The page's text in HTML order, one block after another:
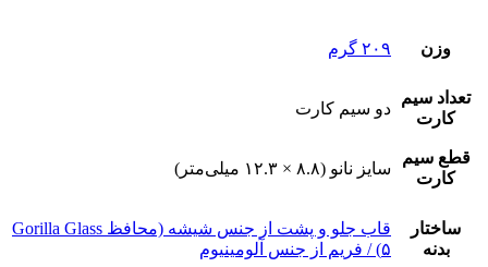
وزن ۲۰۹ گرم
تعداد سيم
کارت
دو سيم کارت
قطع سيم
کارت
سایز نانو (۸.۸ × ۱۲.۳ میلی‌متر)
ساختار
بدنه
قاب جلو و پشت از جنس شیشه (محافظ Gorilla Glass
۵) / فریم از جنس آلومینیوم